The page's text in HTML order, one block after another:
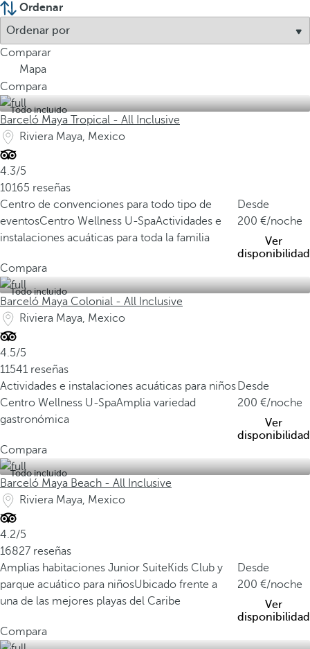
Ordenar
Comparar
Mapa
Compara
Todo incluido
Barceló Maya Tropical - All Inclusive
Riviera Maya, Mexico
4.3/5
10165 reseñas
Centro de convenciones para todo tipo de
eventosCentro Wellness U-SpaActividades e
instalaciones acuáticas para toda la familia
Desde
200
/noche
Ver
disponibilidad
Compara
Todo incluido
Barceló Maya Colonial - All Inclusive
Riviera Maya, Mexico
4.5/5
11541 reseñas
Actividades e instalaciones acuáticas para niños
Centro Wellness U-SpaAmplia variedad
gastronómica
Desde
200
/noche
Ver
disponibilidad
Compara
Todo incluido
Barceló Maya Beach - All Inclusive
Riviera Maya, Mexico
4.2/5
16827 reseñas
Amplias habitaciones Junior SuiteKids Club y
parque acuático para niñosUbicado frente a
una de las mejores playas del Caribe
Desde
200
/noche
Ver
disponibilidad
Compara